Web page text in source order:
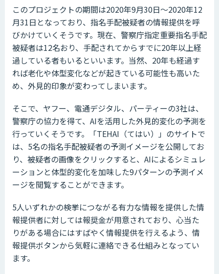
このプロジェクトの期間は2020年9月30日〜2020年12
月31日となっており、指名手配被疑者の情報提供を呼
びかけていくそうです。現在、警察庁指定重要指名手配
被疑者は12名おり、手配されてからすでに20年以上経
過している者もいるといいます。当然、20年も経過す
れば老化や体型変化などが起きている可能性も高いた
め、外見的印象が変わってしまいます。
そこで、ヤフー、電通デジタル、パーティーの3社は、
警察庁の協力を得て、AIを活用した外見的変化の予測を
行っていくそうです。「TEHAI（てはい）」のサイトで
は、5名の指名手配被疑者の予測イメージを公開してお
り、被疑者の画像をクリックすると、AIによるシミュレ
ーションと体型的変化を加味した9パターンの予測イメ
ージを閲覧することができます。
5人いずれかの検挙につながる有力な情報を提供した情
報提供者に対しては報奨金が用意されており、心当た
りがある場合にはすばやく情報提供を行えるよう、情
報提供ボタンから気軽に連絡できる仕組みとなってい
ます。